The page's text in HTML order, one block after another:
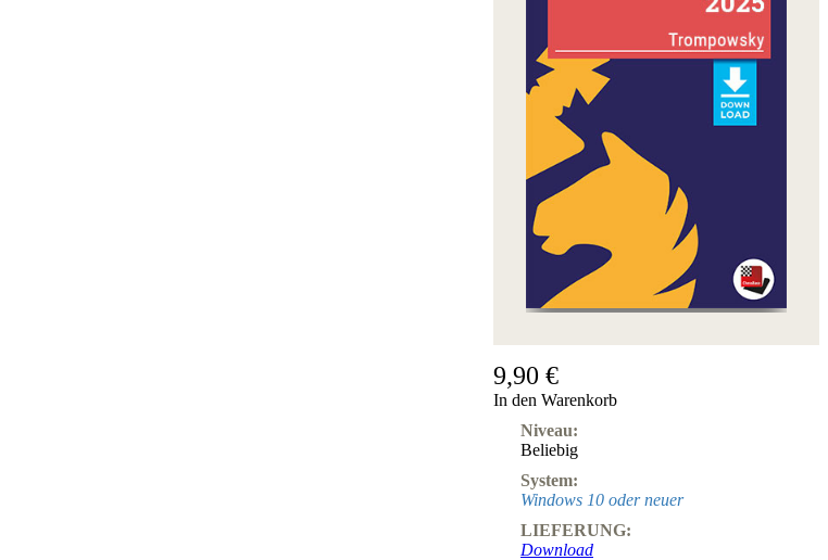
9,90 €
In den Warenkorb
Niveau:
Beliebig
System:
Windows 10 oder neuer
LIEFERUNG:
Download
Schach
Anfängerprodukte
Magazin
Magazin
Abonnement
Sonstiges
Boutique
Schachfilme
Gutschein